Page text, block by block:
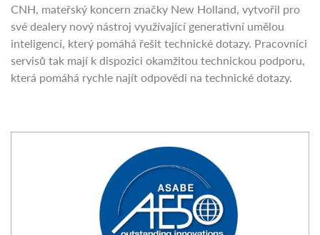
CNH, mateřský koncern značky New Holland, vytvořil pro
své dealery nový nástroj využívající generativní umělou
inteligencí, který pomáhá řešit technické dotazy. Pracovníci
servisů tak mají k dispozici okamžitou technickou podporu,
která pomáhá rychle najít odpovědi na technické dotazy.